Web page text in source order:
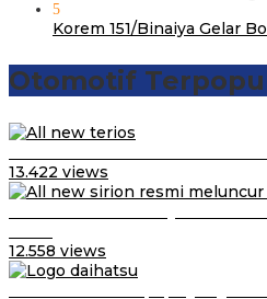
5
Korem 151/Binaiya Gelar
Otomotif
13.422 views
12.558 views